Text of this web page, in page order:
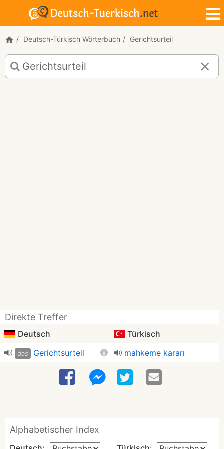
Deutsch-Türkisch Wörterbuch Gerichtsurteil
Deutsch-
Türkisch
Übersetzung
Direkte Treffer
Deutsch Türkisch
das Gerichtsurteil mahkeme kararı
Alphabetischer Index